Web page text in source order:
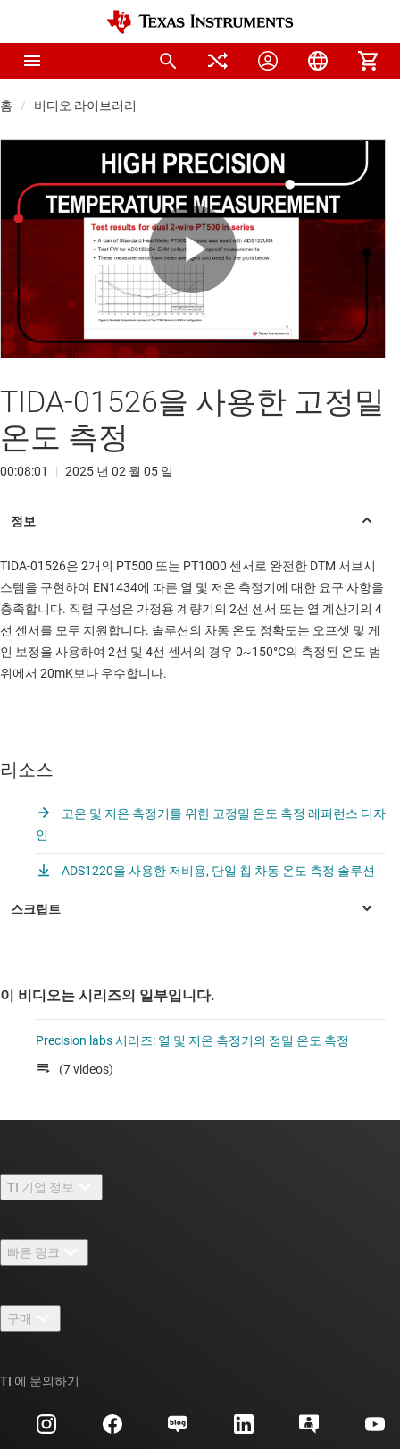
홈 비디오 라이브러리
Play
Video
TIDA-01526을 사용한 고정밀
온도 측정
00:08:01 | 2025 년 02 월 05 일
TIDA-01526은 2개의 PT500 또는 PT1000 센서로 완전한 DTM 서브시
스템을 구현하여 EN1434에 따른 열 및 저온 측정기에 대한 요구 사항을
충족합니다. 직렬 구성은 가정용 계량기의 2선 센서 또는 열 계산기의 4
선 센서를 모두 지원합니다. 솔루션의 차동 온도 정확도는 오프셋 및 게
인 보정을 사용하여 2선 및 4선 센서의 경우 0~150°C의 측정된 온도 범
위에서 20mK보다 우수합니다.
리소스
고온 및 저온 측정기를 위한 고정밀 온도 측정 레퍼런스 디자
인
ADS1220을 사용한 저비용, 단일 칩 차동 온도 측정 솔루션
이 비디오는 시리즈의 일부입니다.
Precision labs 시리즈: 열 및 저온 측정기의 정밀 온도 측정
(7 videos)
TI 기업 정보
채용
뉴스룸
이벤트
투자 관계
빠른 링크
TI E2E™ 설계 지원 포럼
대체품 검색
고객 지원 센터
구매
TI 에 문의하기